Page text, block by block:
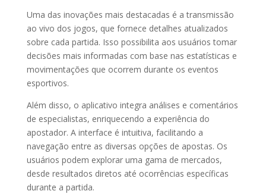
Uma das inovações mais destacadas é a transmissão
ao vivo dos jogos, que fornece detalhes atualizados
sobre cada partida. Isso possibilita aos usuários tomar
decisões mais informadas com base nas estatísticas e
movimentações que ocorrem durante os eventos
esportivos.
Além disso, o aplicativo integra análises e comentários
de especialistas, enriquecendo a experiência do
apostador. A interface é intuitiva, facilitando a
navegação entre as diversas opções de apostas. Os
usuários podem explorar uma gama de mercados,
desde resultados diretos até ocorrências específicas
durante a partida.